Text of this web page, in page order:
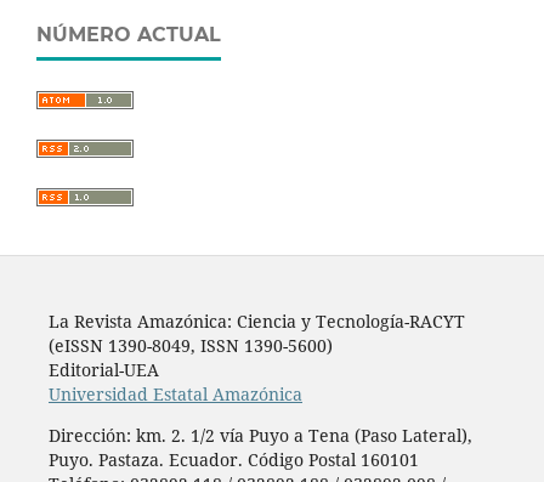
NÚMERO ACTUAL
La Revista Amazónica: Ciencia y Tecnología-RACYT
(eISSN 1390-8049, ISSN 1390-5600)
Editorial-UEA
Universidad Estatal Amazónica
Dirección: km. 2. 1/2 vía Puyo a Tena (Paso Lateral),
Puyo. Pastaza. Ecuador. Código Postal 160101